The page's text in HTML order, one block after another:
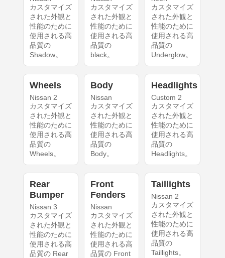
カスタマイズ
された外観と
性能のために
使用される高
品質の
Shadow。
カスタマイズ
された外観と
性能のために
使用される高
品質の
black。
カスタマイズ
された外観と
性能のために
使用される高
品質の
Underglow。
Wheels
Nissan 2
カスタマイズ
された外観と
性能のために
使用される高
品質の
Wheels。
Body
Nissan
カスタマイズ
された外観と
性能のために
使用される高
品質の
Body。
Headlights
Custom 2
カスタマイズ
された外観と
性能のために
使用される高
品質の
Headlights。
Rear
Bumper
Nissan 3
カスタマイズ
された外観と
性能のために
使用される高
品質の Rear
Front
Fenders
Nissan
カスタマイズ
された外観と
性能のために
使用される高
品質の Front
Taillights
Nissan 2
カスタマイズ
された外観と
性能のために
使用される高
品質の
Taillights。